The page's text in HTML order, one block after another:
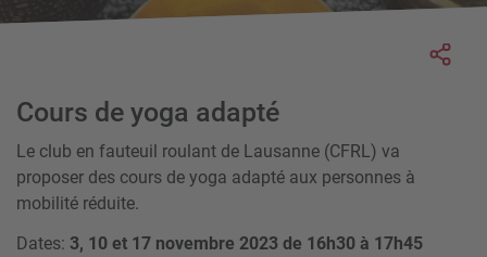
Cours de yoga adapté
Le club en fauteuil roulant de Lausanne (CFRL) va
proposer des cours de yoga adapté aux personnes à
mobilité réduite.
Dates: 3, 10 et 17 novembre 2023 de 16h30 à 17h45